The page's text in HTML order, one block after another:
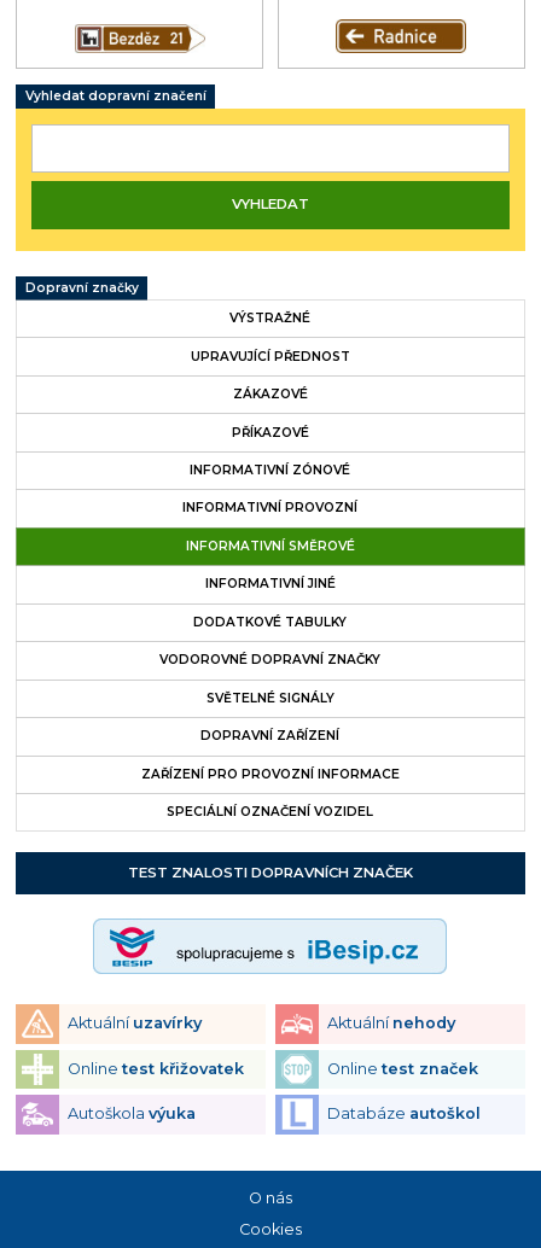
Vyhledat dopravní značení
Dopravní značky
VÝSTRAŽNÉ
UPRAVUJÍCÍ PŘEDNOST
ZÁKAZOVÉ
PŘÍKAZOVÉ
INFORMATIVNÍ ZÓNOVÉ
INFORMATIVNÍ PROVOZNÍ
INFORMATIVNÍ SMĚROVÉ
INFORMATIVNÍ JINÉ
DODATKOVÉ TABULKY
VODOROVNÉ DOPRAVNÍ ZNAČKY
SVĚTELNÉ SIGNÁLY
DOPRAVNÍ ZAŘÍZENÍ
ZAŘÍZENÍ PRO PROVOZNÍ INFORMACE
SPECIÁLNÍ OZNAČENÍ VOZIDEL
TEST ZNALOSTI DOPRAVNÍCH ZNAČEK
Aktuální uzavírky Aktuální nehody
Onlinetest křižovatek Onlinetest značek
Autoškola výuka Databáze autoškol
O nás
Cookies